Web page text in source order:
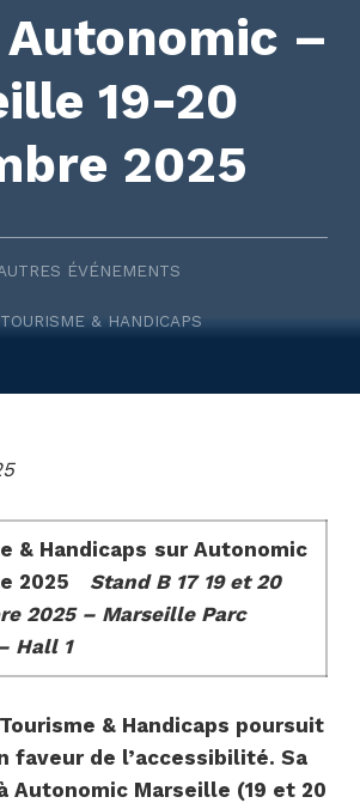
Autonomic –
19-20
2025
ÉVÉNEMENTS
& HANDICAPS
& Handicaps sur Autonomic
2025
Stand B 17 19 et 20
2025 – Marseille Parc
Hall 1
& Handicaps poursuit
faveur de l’accessibilité. Sa
Autonomic Marseille (19 et 20